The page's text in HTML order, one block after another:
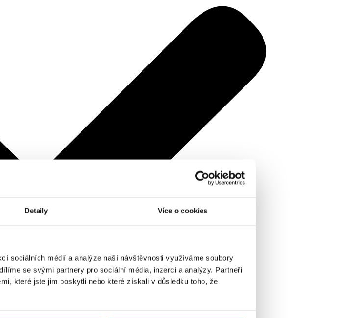
Detaily Více o cookies
sociálních médií a analýze naší návštěvnosti využíváme soubory
se svými partnery pro sociální média, inzerci a analýzy. Partneři
které jste jim poskytli nebo které získali v důsledku toho, že